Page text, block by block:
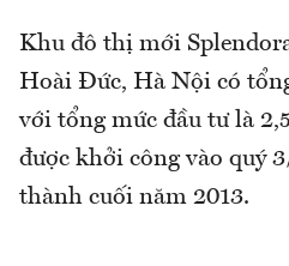
Khu đô thị mới
Hoài Đức, Hà Nội có
với tổng mức đầu tư là
được khởi công vào quý
thành cuối năm 2013.